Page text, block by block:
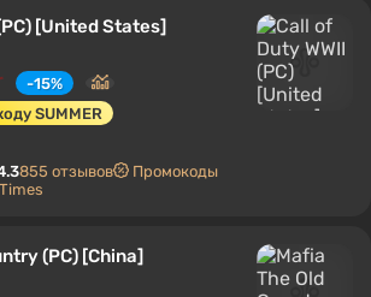
[United States]
-15%
SUMMER
855 отзывов
Промокоды
(PC) [China]